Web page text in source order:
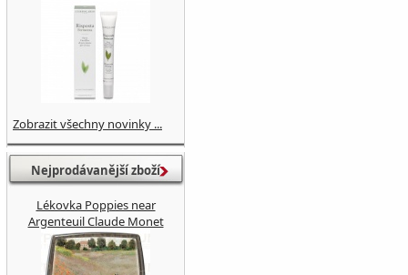
Zobrazit všechny novinky ...
Nejprodávanější zboží
Lékovka Poppies near
Argenteuil Claude Monet